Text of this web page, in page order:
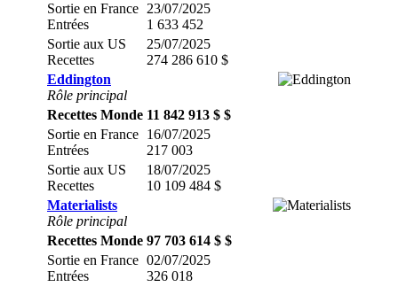
Sortie en France
Entrées
23/07/2025
1 633 452
Sortie aux US
Recettes
25/07/2025
274 286 610 $
Eddington
Rôle principal
Recettes Monde 11 842 913 $ $
Sortie en France
Entrées
16/07/2025
217 003
Sortie aux US
Recettes
18/07/2025
10 109 484 $
Materialists
Rôle principal
Recettes Monde 97 703 614 $ $
Sortie en France
Entrées
02/07/2025
326 018